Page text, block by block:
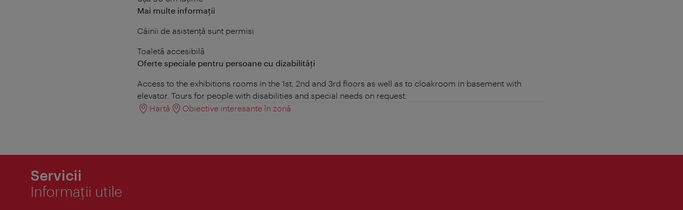
Mai multe informații
Câinii de asistență sunt permisi
Toaletă accesibilă
Oferte speciale pentru persoane cu dizabilități
Access to the exhibitions rooms in the 1st, 2nd and 3rd floors as well as to cloakroom in basement with
elevator. Tours for people with disabilities and special needs on request.
Hartă
Obiective interesante în zonă
Servicii
Informaţii utile